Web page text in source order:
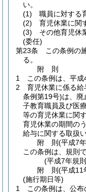
い。
(1)
職員に対する
(2)
育児休業に関
(3)
その他育児休
(委任)
第23条
この条例の
る。
附 則
1
この条例は、平成
2
育児休業に係る給
条例第19号)は、廃
子教育職員及び医
等の育児休業に関
育児休業の期間の
給与に関する取扱
附 則(平成7
この条例は、規則
(平成7年規
附 則(平成11
(施行期日等)
1
この条例は、公布